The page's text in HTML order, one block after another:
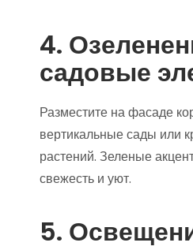
4.
садовые
Разместите на фасаде
вертикальные сады или
растений. Зеленые
свежесть и уют.
5.